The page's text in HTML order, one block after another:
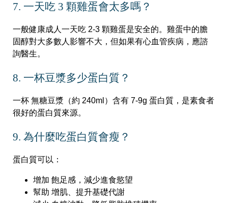
7. 一天吃 3 顆雞蛋會太多嗎？
一般健康成人一天吃 2-3 顆雞蛋是安全的。雞蛋中的膽
固醇對大多數人影響不大，但如果有心血管疾病，應諮
詢醫生。
8. 一杯豆漿多少蛋白質？
一杯 無糖豆漿（約 240ml）含有 7-9g 蛋白質，是素食者
很好的蛋白質來源。
9. 為什麼吃蛋白質會瘦？
蛋白質可以：
增加 飽足感，減少進食慾望
幫助 增肌、提升基礎代謝